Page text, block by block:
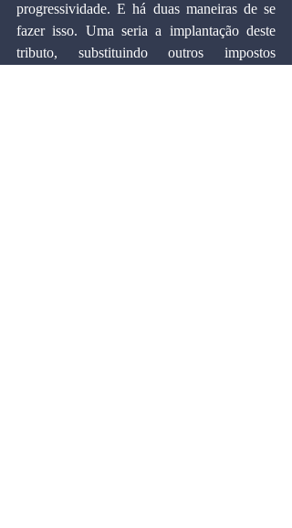
progressividade. E há duas maneiras de se
fazer isso. Uma seria a implantação deste
tributo, substituindo outros impostos